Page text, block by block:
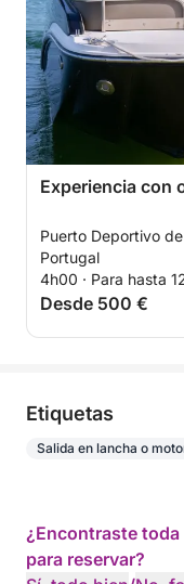
Experiencia con
Puerto Deportivo
Portugal
4h00 · Para hasta
Desde 500 €
Etiquetas
Salida en lancha o
¿Encontraste
para reservar?